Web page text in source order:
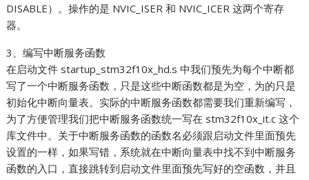
DISABLE）。操作的是 NVIC_ISER 和 NVIC_ICER 这两个寄存
器。
3、编写中断服务函数
在启动文件 startup_stm32f10x_hd.s 中我们预先为每个中断都
写了一个中断服务函数，只是这些中断函数都是为空，为的只是
初始化中断向量表。实际的中断服务函数都需要我们重新编写，
为了方便管理我们把中断服务函数统一写在 stm32f10x_it.c 这个
库文件中。关于中断服务函数的函数名必须跟启动文件里面预先
设置的一样，如果写错，系统就在中断向量表中找不到中断服务
函数的入口，直接跳转到启动文件里面预先写好的空函数，并且